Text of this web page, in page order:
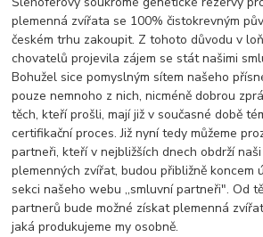
plemenná zvířata se 100% čistokrevným
českém trhu zakoupit. Z tohoto důvodu v
chovatelů projevila zájem se stát našimi
Bohužel sice pomyslným sítem našeho
pouze nemnoho z nich, nicméně dobrou
těch, kteří prošli, mají již v současné době
certifikační proces. Již nyní tedy můžeme
partneři, kteří v nejbližších dnech obdrží
plemenných zvířat, budou přibližně koncem
sekci našeho webu ,,smluvní partneři". Od
partnerů bude možné získat plemenná
jaká produkujeme my osobně.